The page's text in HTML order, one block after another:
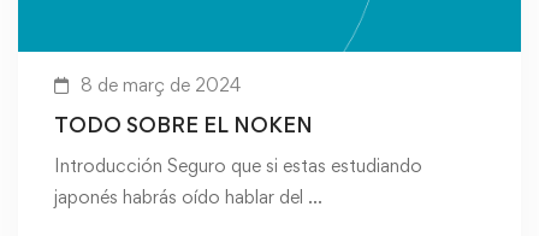
8 de març de 2024
TODO SOBRE EL NOKEN
Introducción Seguro que si estas estudiando
japonés habrás oído hablar del …